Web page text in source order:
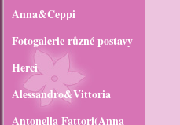
Anna&Ceppi
Fotogalerie různé postavy
Herci
Alessandro&Vittoria
Antonella Fattori(Anna